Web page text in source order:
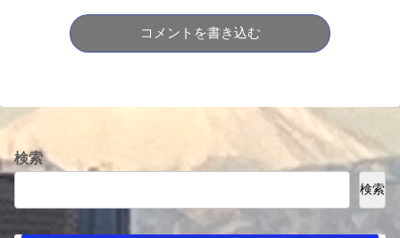
コメントを書き込む
検索
検索